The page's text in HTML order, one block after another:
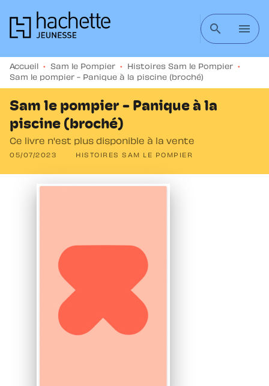
MENU RECHERCHE CONTENU
search menu
Accueil • Sam le Pompier • Histoires Sam le Pompier
•
Sam le pompier - Panique à la piscine (broché)
Sam le pompier - Panique à la
piscine (broché)
Ce livre n'est plus disponible à la vente
05/07/2023 HISTOIRES SAM LE POMPIER